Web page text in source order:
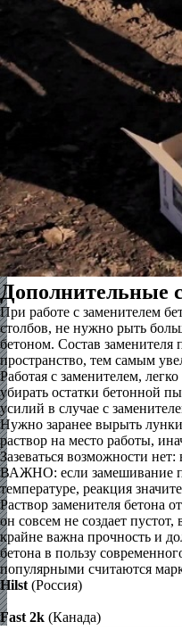
Дополнительные
При работе с заменителем
столбов, не нужно рыть
бетоном. Состав заменителя
пространство, тем самым
Работая с заменителем,
убирать остатки бетонной
усилий в случае с
Нужно заранее вырыть
раствор на место работы,
Зазеваться возможности
ВАЖНО: если замешивание
температуре, реакция
Раствор заменителя бетона
он совсем не создает
крайне важна прочность и
бетона в пользу
популярными считаются
Hilst (Россия)
Fast 2k (Канада)